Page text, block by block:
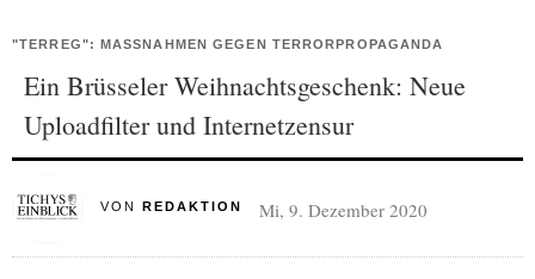
"TERREG": MASSNAHMEN GEGEN TERRORPROPAGANDA
Ein Brüsseler Weihnachtsgeschenk: Neue
Uploadfilter und Internetzensur
VON REDAKTION Mi, 9. Dezember 2020